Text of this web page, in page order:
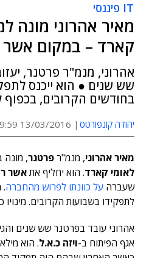
IT פיננסי
מאיר אהרוני מונה
קארד – במקום
אהרוני, מנמ"ר פרטנר,
שש שנים ● הוא ייכנס
בחודשים הקרובים, בכפוף
יהודה קונפורטס 13/03/2016 09:59
מאיר אהרוני, מנמ"רפרטנר, מונה
לאומי קארד. הוא יחליף אתאשר
שעברה על כוונתו לפרוש מהחברה.
לתפקידו בשבועות הקרובים. מינויו
אהרוני עובד בפרטנר שש שנים
אגף הפיתוח ב-ויזה כ.א.ל. הוא